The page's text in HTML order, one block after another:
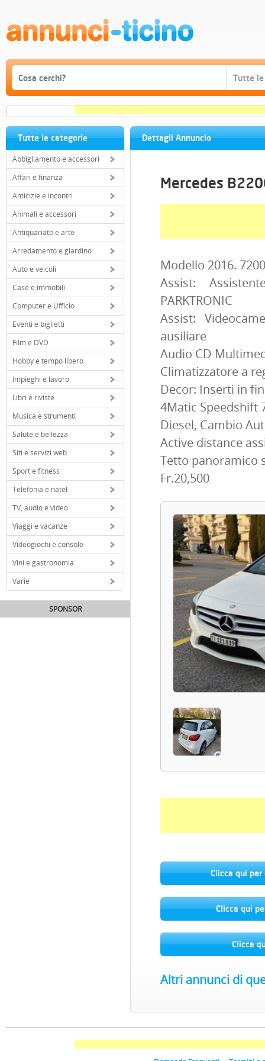
Tutte le categorie
Abbigliamento e accessori
Affari e finanza
Amicizie e incontri
Animali e accessori
Antiquariato e arte
Arredamento e giardino
Auto e veicoli
Case e immobili
Computer e Ufficio
Eventi e biglietti
Film e DVD
Hobby e tempo libero
Impieghi e lavoro
Libri e riviste
Musica e strumenti
Salute e bellezza
Siti e servizi web
Sport e fitness
Telefonia e natel
TV, audio e video
Viaggi e vacanze
Videogiochi e console
Vini e gastronomia
Varie
SPONSOR
Dettagli Annuncio
Mercedes
Modello 2016.
Assist:
PARKTRONIC
Assist:
ausiliare
Audio CD
Climatizzatore a
Decor: Inserti in
4Matic Speedshift
Diesel, Cambio
Active distance
Tetto panoramico
Fr.20,500
Clicca qui
Clicca qui
Clicca
Altri annunci di